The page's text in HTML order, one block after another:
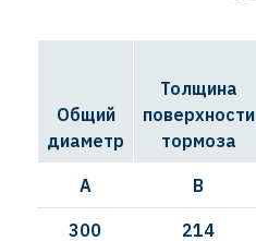
Общий
диаметр
Толщина
поверхности
тормоза
A B
300 214